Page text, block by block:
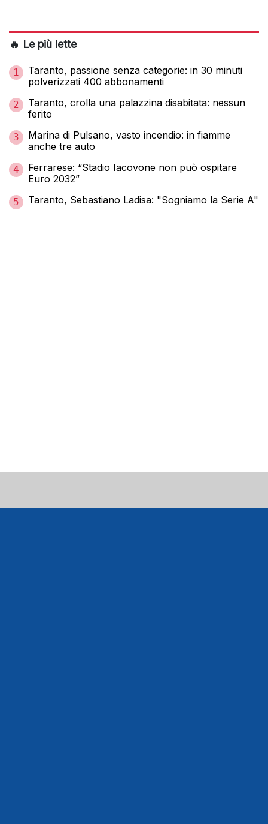
🔥 Le più lette
1
Taranto, passione senza categorie: in 30 minuti
polverizzati 400 abbonamenti
2
Taranto, crolla una palazzina disabitata: nessun
ferito
3
Marina di Pulsano, vasto incendio: in fiamme
anche tre auto
4
Ferrarese: “Stadio Iacovone non può ospitare
Euro 2032”
5 Taranto, Sebastiano Ladisa: "Sogniamo la Serie A"